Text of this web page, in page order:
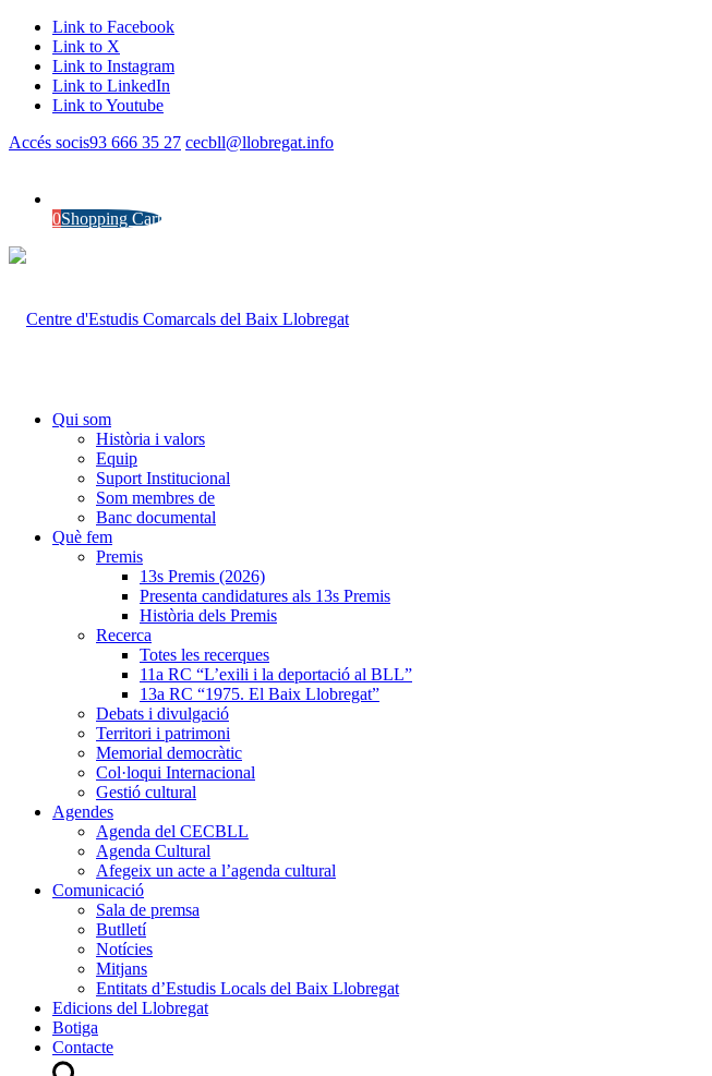
Link to Facebook
Link to X
Link to Instagram
Link to LinkedIn
Link to Youtube
Accés socis93 666 35 27 cecbll@llobregat.info
0Shopping Cart
Qui som
Història i valors
Equip
Suport Institucional
Som membres de
Banc documental
Què fem
Premis
13s Premis (2026)
Presenta candidatures als 13s Premis
Història dels Premis
Recerca
Totes les recerques
11a RC “L’exili i la deportació al BLL”
13a RC “1975. El Baix Llobregat”
Debats i divulgació
Territori i patrimoni
Memorial democràtic
Col·loqui Internacional
Gestió cultural
Agendes
Agenda del CECBLL
Agenda Cultural
Afegeix un acte a l’agenda cultural
Comunicació
Sala de premsa
Butlletí
Notícies
Mitjans
Entitats d’Estudis Locals del Baix Llobregat
Edicions del Llobregat
Botiga
Contacte